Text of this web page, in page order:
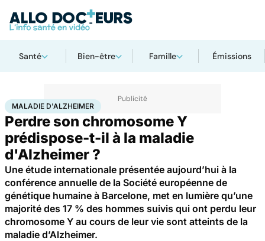
Santé Bien-être Famille Émissions
AccueilSantéMaladiesMaladie d'Alzheimer
MALADIE D'ALZHEIMER
Perdre son chromosome Y
prédispose-t-il à la maladie
d'Alzheimer ?
Une étude internationale présentée aujourd’hui à la
conférence annuelle de la Société européenne de
génétique humaine à Barcelone, met en lumière qu’une
majorité des 17 % des hommes suivis qui ont perdu leur
chromosome Y au cours de leur vie sont atteints de la
maladie d’Alzheimer.